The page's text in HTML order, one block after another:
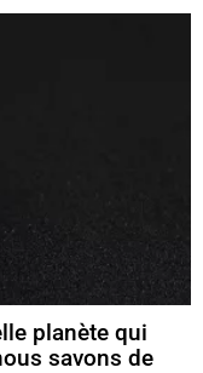
planète qui
savons de